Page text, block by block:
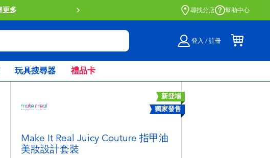
門店自取服務 網上購買並在店內取貨。
尋找分店 幫助中心
登入 / 註冊
玩具搜尋器 禮品卡
新登場
獨家發售
Make It Real Juicy Couture 指甲油
美妝設計套裝